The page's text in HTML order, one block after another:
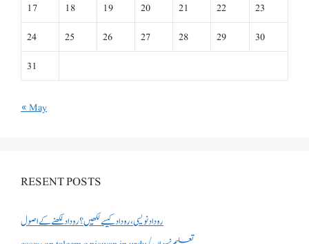
17
18 19 20 21 22
23
24
25 26 27 28 29
30
31
« May
RESENT POSTS
روداد نویسی ،روداد کیسے لکھیں؟ روداد لکھنے کے اصول